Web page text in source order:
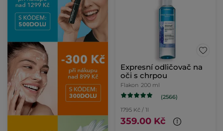
Expresní odličovač na
oči s chrpou
Flakon 200 ml
(2566)
1795 Kč / 1l
359.00 Kč